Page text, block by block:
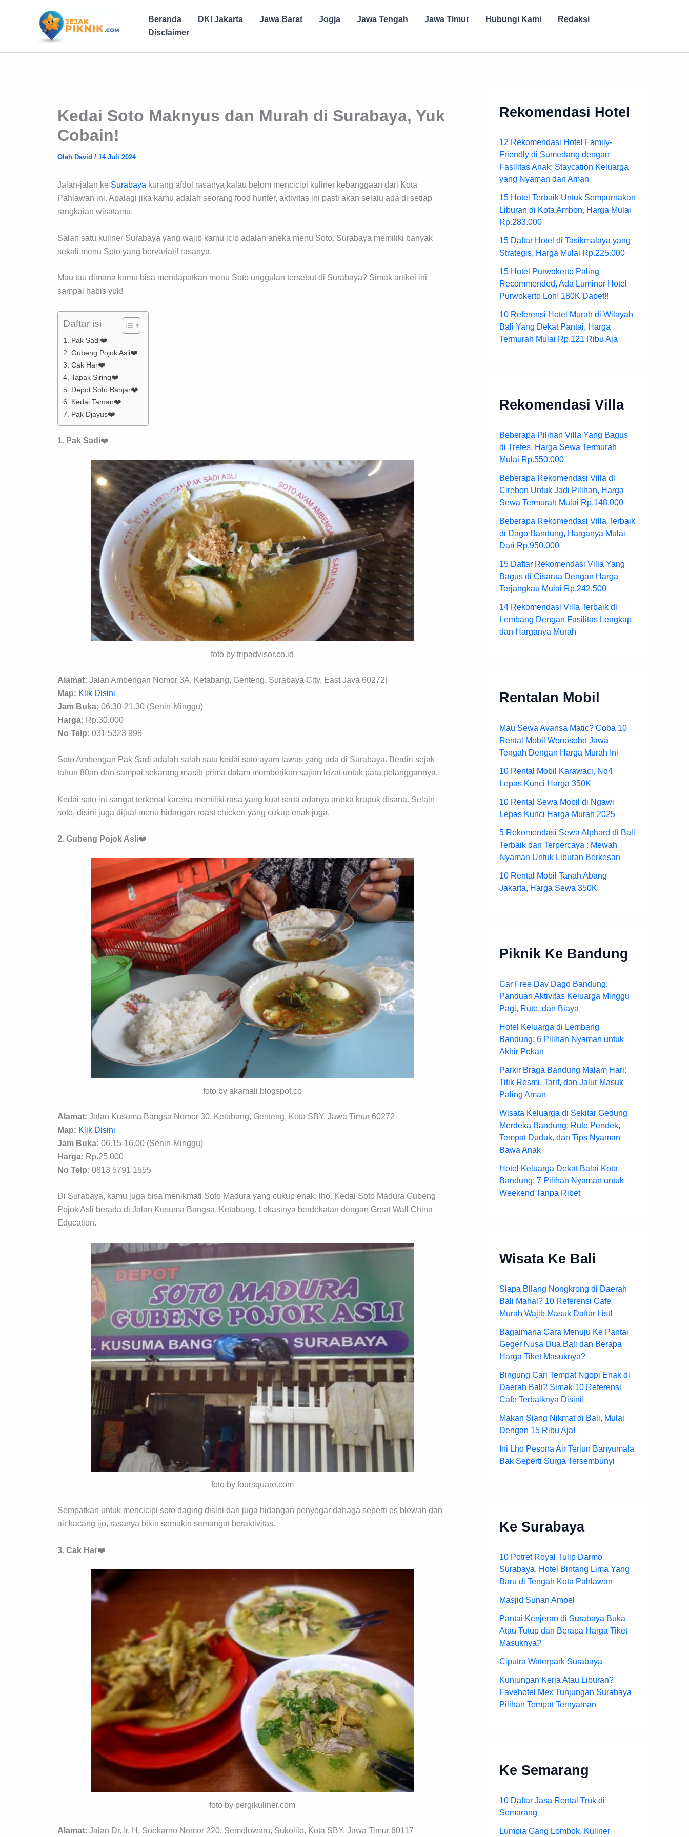
Beranda DKI Jakarta Jawa Barat Jogja Jawa Tengah Jawa Timur Hubungi Kami
Redaksi
Disclaimer
Kedai Soto Maknyus dan Murah di Surabaya, Yuk
Cobain!
Oleh David / 14 Juli 2024
Jalan-jalan ke Surabaya kurang afdol rasanya kalau belom mencicipi kuliner kebanggaan dari Kota
Pahlawan ini. Apalagi jika kamu adalah seorang food hunter, aktivitas ini pasti akan selalu ada di setiap
rangkaian wisatamu.
Salah satu kuliner Surabaya yang wajib kamu icip adalah aneka menu Soto. Surabaya memiliki banyak
sekali menu Soto yang bervariatif rasanya.
Mau tau dimana kamu bisa mendapatkan menu Soto unggulan tersebut di Surabaya? Simak artikel ini
sampai habis yuk!
Daftar isi
1. Pak Sadi❤️
2. Gubeng Pojok Asli❤️
3. Cak Har❤️
4. Tapak Siring❤️
5. Depot Soto Banjar❤️
6. Kedai Taman❤️
7. Pak Djayus❤️
1. Pak Sadi❤️
foto by tripadvisor.co.id
Alamat: Jalan Ambengan Nomor 3A, Ketabang, Genteng, Surabaya City, East Java 60272|
Map: Klik Disini
Jam Buka: 06.30-21.30 (Senin-Minggu)
Harga: Rp.30.000
No Telp: 031 5323 998
Soto Ambengan Pak Sadi adalah salah satu kedai soto ayam lawas yang ada di Surabaya. Berdiri sejak
tahun 80an dan sampai sekarang masih prima dalam memberikan sajian lezat untuk para pelanggannya.
Kedai soto ini sangat terkenal karena memiliki rasa yang kuat serta adanya aneka krupuk disana. Selain
soto, disini juga dijual menu hidangan roast chicken yang cukup enak juga.
2. Gubeng Pojok Asli❤️
foto by akamali.blogspot.co
Alamat: Jalan Kusuma Bangsa Nomor 30, Ketabang, Genteng, Kota SBY, Jawa Timur 60272
Map: Klik Disini
Jam Buka: 06.15-16.00 (Senin-Minggu)
Harga: Rp.25.000
No Telp: 0813 5791 1555
Di Surabaya, kamu juga bisa menikmati Soto Madura yang cukup enak, lho. Kedai Soto Madura Gubeng
Pojok Asli berada di Jalan Kusuma Bangsa, Ketabang. Lokasinya berdekatan dengan Great Wall China
Education.
foto by foursquare.com
Sempatkan untuk mencicipi soto daging disini dan juga hidangan penyegar dahaga seperti es blewah dan
air kacang ijo, rasanya bikin semakin semangat beraktivitas.
3. Cak Har❤️
foto by pergikuliner.com
Alamat: Jalan Dr. Ir. H. Soekarno Nomor 220, Semolowaru, Sukolilo, Kota SBY, Jawa Timur 60117
Rekomendasi Hotel
12 Rekomendasi Hotel Family-
Friendly di Sumedang dengan
Fasilitas Anak: Staycation Keluarga
yang Nyaman dan Aman
15 Hotel Terbaik Untuk Sempurnakan
Liburan di Kota Ambon, Harga Mulai
Rp.283.000
15 Daftar Hotel di Tasikmalaya yang
Strategis, Harga Mulai Rp.225.000
15 Hotel Purwokerto Paling
Recommended, Ada Luminor Hotel
Purwokerto Loh! 180K Dapet!!
10 Referensi Hotel Murah di Wilayah
Bali Yang Dekat Pantai, Harga
Termurah Mulai Rp.121 Ribu Aja
Rekomendasi Villa
Beberapa Pilihan Villa Yang Bagus
di Tretes, Harga Sewa Termurah
Mulai Rp.550.000
Beberapa Rekomendasi Villa di
Cirebon Untuk Jadi Pilihan, Harga
Sewa Termurah Mulai Rp.148.000
Beberapa Rekomendasi Villa Terbaik
di Dago Bandung, Harganya Mulai
Dari Rp.950.000
15 Daftar Rekomendasi Villa Yang
Bagus di Cisarua Dengan Harga
Terjangkau Mulai Rp.242.500
14 Rekomendasi Villa Terbaik di
Lembang Dengan Fasilitas Lengkap
dan Harganya Murah
Rentalan Mobil
Mau Sewa Avansa Matic? Coba 10
Rental Mobil Wonosobo Jawa
Tengah Dengan Harga Murah Ini
10 Rental Mobil Karawaci, No4
Lepas Kunci Harga 350K
10 Rental Sewa Mobil di Ngawi
Lepas Kunci Harga Murah 2025
5 Rekomendasi Sewa Alphard di Bali
Terbaik dan Terpercaya : Mewah
Nyaman Untuk Liburan Berkesan
10 Rental Mobil Tanah Abang
Jakarta, Harga Sewa 350K
Piknik Ke Bandung
Car Free Day Dago Bandung:
Panduan Aktivitas Keluarga Minggu
Pagi, Rute, dan Biaya
Hotel Keluarga di Lembang
Bandung: 6 Pilihan Nyaman untuk
Akhir Pekan
Parkir Braga Bandung Malam Hari:
Titik Resmi, Tarif, dan Jalur Masuk
Paling Aman
Wisata Keluarga di Sekitar Gedung
Merdeka Bandung: Rute Pendek,
Tempat Duduk, dan Tips Nyaman
Bawa Anak
Hotel Keluarga Dekat Balai Kota
Bandung: 7 Pilihan Nyaman untuk
Weekend Tanpa Ribet
Wisata Ke Bali
Siapa Bilang Nongkrong di Daerah
Bali Mahal? 10 Referensi Cafe
Murah Wajib Masuk Daftar List!
Bagaimana Cara Menuju Ke Pantai
Geger Nusa Dua Bali dan Berapa
Harga Tiket Masuknya?
Bingung Cari Tempat Ngopi Enak di
Daerah Bali? Simak 10 Referensi
Cafe Terbaiknya Disini!
Makan Siang Nikmat di Bali, Mulai
Dengan 15 Ribu Aja!
Ini Lho Pesona Air Terjun Banyumala
Bak Seperti Surga Tersembunyi
Ke Surabaya
10 Potret Royal Tulip Darmo
Surabaya, Hotel Bintang Lima Yang
Baru di Tengah Kota Pahlawan
Masjid Sunan Ampel
Pantai Kenjeran di Surabaya Buka
Atau Tutup dan Berapa Harga Tiket
Masuknya?
Ciputra Waterpark Surabaya
Kunjungan Kerja Atau Liburan?
Favehotel Mex Tunjungan Surabaya
Pilihan Tempat Ternyaman
Ke Semarang
10 Daftar Jasa Rental Truk di
Semarang
Lumpia Gang Lombok, Kuliner